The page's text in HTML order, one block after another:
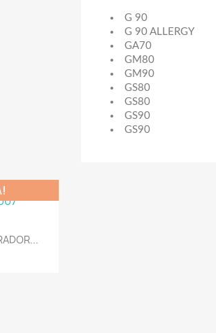
G 90
G 90 ALLERGY
GA70
GM80
GM90
GS80
GS80
GS90
GS90